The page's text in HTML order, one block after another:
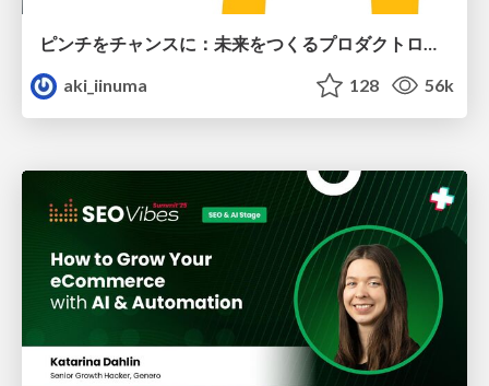
ピンチをチャンスに：未来をつくるプロダクトロードマップ #pmconf2020
aki_iinuma
128 56k